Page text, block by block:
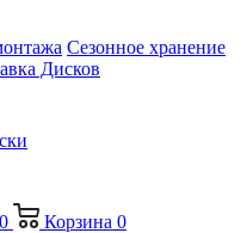
Сезонное хранение
Дисков
0 Корзина 0